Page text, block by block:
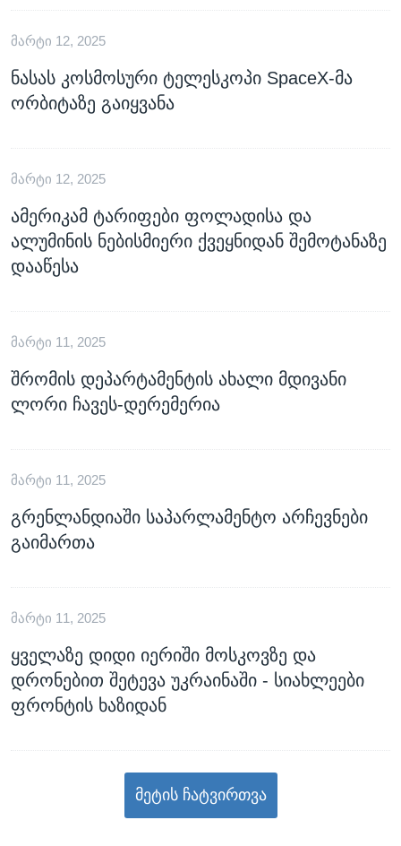
ᲛᲐᲠᲢᲘ 12, 2025
ნასას კოსმოსური ტელესკოპი SpaceX-მა
ორბიტაზე გაიყვანა
ᲛᲐᲠᲢᲘ 12, 2025
ამერიკამ ტარიფები ფოლადისა და
ალუმინის ნებისმიერი ქვეყნიდან შემოტანაზე
დააწესა
ᲛᲐᲠᲢᲘ 11, 2025
შრომის დეპარტამენტის ახალი მდივანი
ლორი ჩავეს-დერემერია
ᲛᲐᲠᲢᲘ 11, 2025
გრენლანდიაში საპარლამენტო არჩევნები
გაიმართა
ᲛᲐᲠᲢᲘ 11, 2025
ყველაზე დიდი იერიში მოსკოვზე და
დრონებით შეტევა უკრაინაში - სიახლეები
ფრონტის ხაზიდან
მეტის ჩატვირთვა